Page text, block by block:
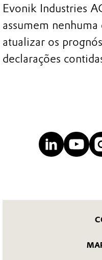
Evonik Industries
assumem
atualizar os
declarações